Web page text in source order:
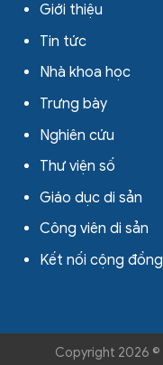
Giới thiệu
Tin tức
Nhà khoa học
Trưng bày
Nghiên cứu
Thư viện số
Giáo dục di sản
Công viên di sản
Kết nối cộng đồng
Copyright 2026 ©